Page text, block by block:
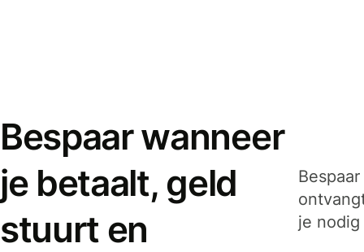
Bespaar wanneer
je betaalt, geld
stuurt en
je